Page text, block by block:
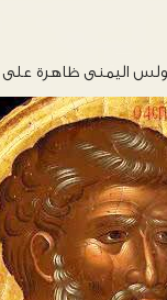
اليمنى ظاهرة